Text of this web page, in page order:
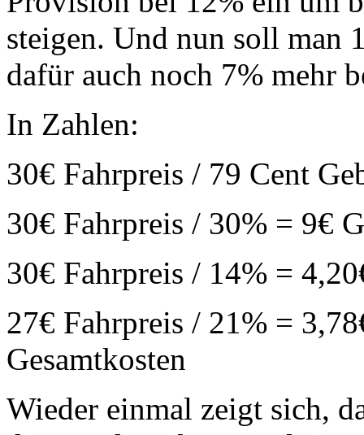
steigen. Und nun soll man
dafür auch noch 7% mehr
In Zahlen:
30€ Fahrpreis / 79 Cent
30€ Fahrpreis / 30% = 9€
30€ Fahrpreis / 14% =
27€ Fahrpreis / 21% =
Gesamtkosten
Wieder einmal zeigt sich,